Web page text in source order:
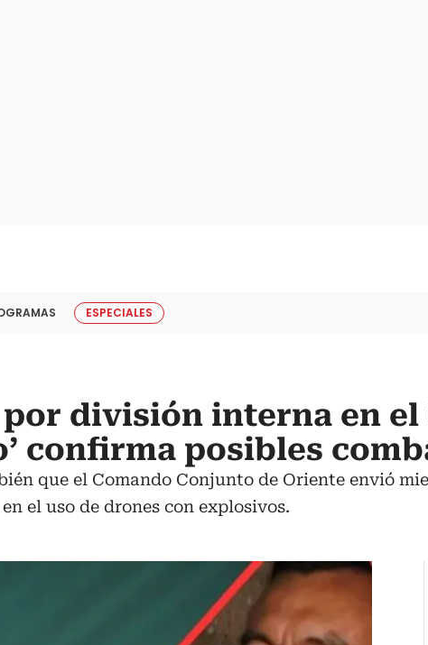
ESPECIALES
división interna en el
confirma posibles
que el Comando Conjunto de Oriente envió
el uso de drones con explosivos.